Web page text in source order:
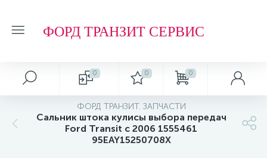
ФОРД ТРАНЗИТ СЕРВИС
0 0 0
ФОРД ТРАНЗИТ. ЗАПЧАСТИ
Сальник штока кулисы выбора передач
Ford Transit c 2006 1555461
95EAY15250708X